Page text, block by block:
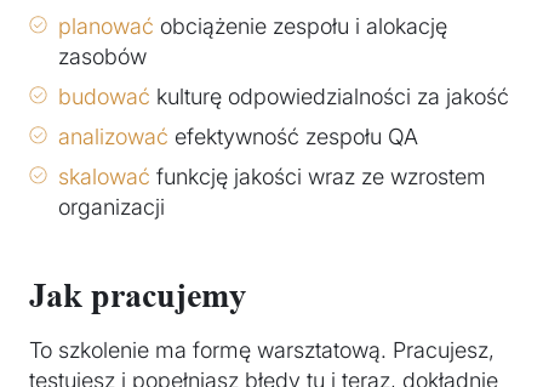
planować obciążenie zespołu i alokację
zasobów
budować kulturę odpowiedzialności za jakość
analizować efektywność zespołu QA
skalować funkcję jakości wraz ze wzrostem
organizacji
Jak pracujemy
To szkolenie ma formę warsztatową. Pracujesz,
testujesz i popełniasz błędy tu i teraz, dokładnie